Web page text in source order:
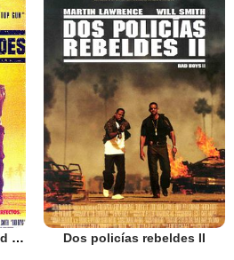
Dos policías rebeldes (Bad Boys) Dos policías rebeldes II